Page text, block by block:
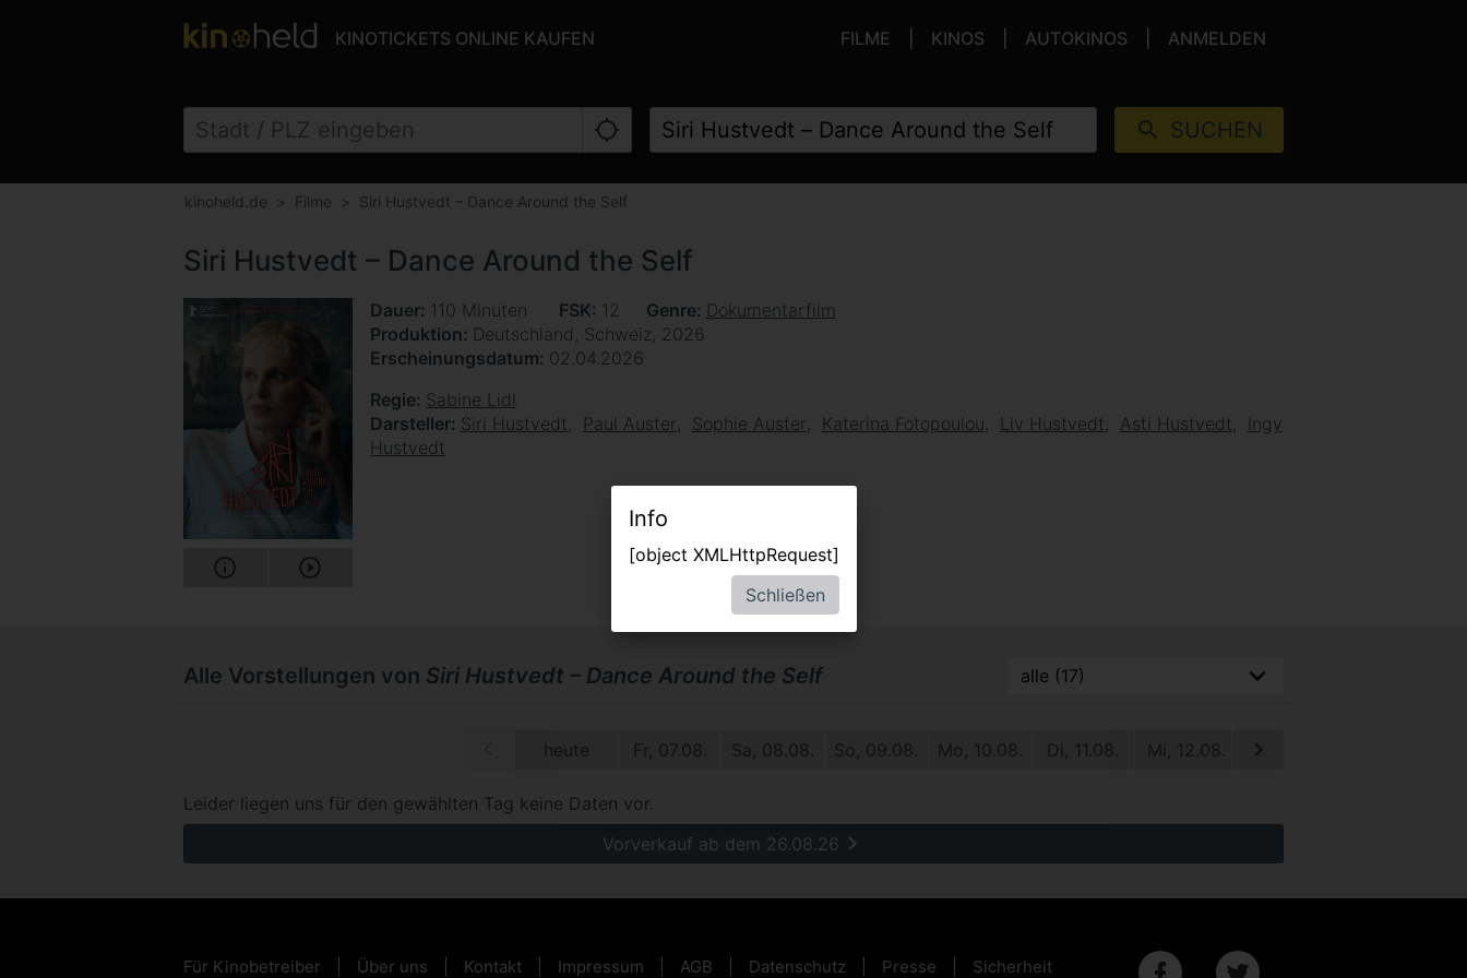
KINOTICKETS ONLINE KAUFEN FILME KINOS AUTOKINOS ANMELDEN
SUCHEN
kinoheld.de Filme Siri Hustvedt – Dance Around the Self
Siri Hustvedt – Dance Around the Self
Dauer 110 Minuten FSK 12 Genre Dokumentarfilm
Produktion Deutschland, Schweiz, 2026
Erscheinungsdatum 02.04.2026
Regie Sabine Lidl
Darsteller Siri Hustvedt Paul Auster Sophie Auster Katerina Fotopoulou Liv Hustvedt Asti Hustvedt
Ingy
Hustvedt
Alle Vorstellungen von Siri Hustvedt – Dance Around the Self
heute Fr, 07.08. Sa, 08.08. So, 09.08. Mo, 10.08. Di, 11.08. Mi, 12.08. Do, 13.08.
Leider liegen uns für den gewählten Tag keine Daten vor.
Vorverkauf ab dem 26.08.26
Für Kinobetreiber Über uns Kontakt Impressum AGB Datenschutz Presse Sicherheit
Info
[object XMLHttpRequest]
Schließen